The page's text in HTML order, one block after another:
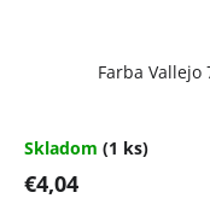
Farba Vallejo
Skladom (1 ks)
€4,04